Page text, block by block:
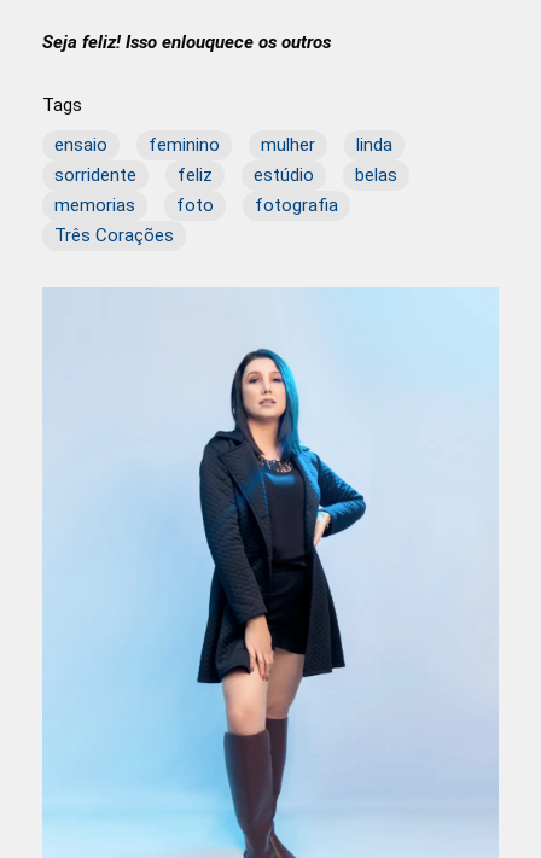
Seja feliz! Isso enlouquece os outros
Tags
ensaio
feminino mulher
linda
sorridente
feliz estúdio
belas
memorias
foto
fotografia
Três Corações